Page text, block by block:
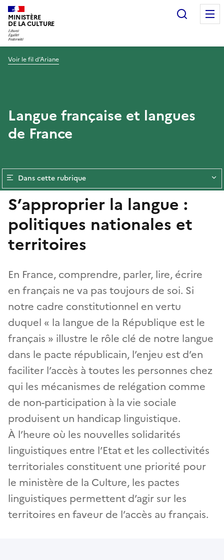
MINISTÈRE
DE LA CULTURE
Voir le fil d’Ariane
Langue française et langues
de France
Dans cette rubrique
S’approprier la langue :
politiques nationales et
territoires
En France, comprendre, parler, lire, écrire
en français ne va pas toujours de soi. Si
notre cadre constitutionnel en vertu
duquel « la langue de la République est le
français » illustre le rôle clé de notre langue
dans le pacte républicain, l’enjeu est d’en
faciliter l’accès à toutes les personnes chez
qui les mécanismes de relégation comme
de non-participation à la vie sociale
produisent un handicap linguistique.
À l’heure où les nouvelles solidarités
linguistiques entre l’Etat et les collectivités
territoriales constituent une priorité pour
le ministère de la Culture, les pactes
linguistiques permettent d’agir sur les
territoires en faveur de l’accès au français.